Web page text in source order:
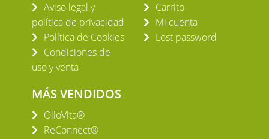
Aviso legal y
política de privacidad
Política de Cookies
Condiciones de
uso y venta
Carrito
Mi cuenta
Lost password
MÁS VENDIDOS
OlioVita®
ReConnect®